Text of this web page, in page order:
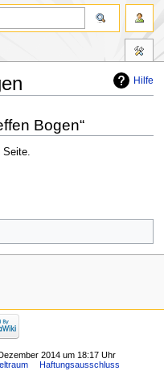
Hilfe
Bogen“
Seite.
2014 um 18:17 Uhr
Haftungsausschluss